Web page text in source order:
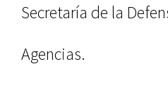
Secretaría de la
Agencias.